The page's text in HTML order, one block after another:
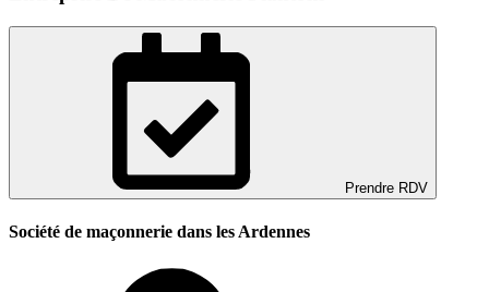
Prendre RDV
Société de maçonnerie dans les Ardennes